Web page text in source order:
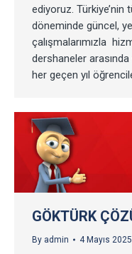
ediyoruz.
döneminde güncel,
çalışmalarımızla
dershaneler
her geçen yıl
GÖKTÜRK
By admin 4 Mayıs 2025